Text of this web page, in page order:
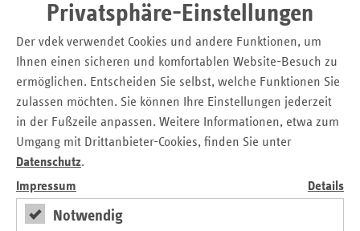
Privatsphäre-Einstellungen
Der vdek verwendet Cookies und andere Funktionen, um
Ihnen einen sicheren und komfortablen Website-Besuch zu
ermöglichen. Entscheiden Sie selbst, welche Funktionen Sie
zulassen möchten. Sie können Ihre Einstellungen jederzeit
in der Fußzeile anpassen. Weitere Informationen, etwa zum
Umgang mit Drittanbieter-Cookies, finden Sie unter
Datenschutz.
Impressum
Details
Notwendig
Kontakt
Michaela Gottfried
Askanischer Platz 1
10963 Berlin
Tel.: 0 30 / 2 69 31 – 12 00
Fax: 0 30 / 2 69 31 – 29 15
E-Mail:
Seitennavigation
Seitenleiste
mit
Auf einen Blick